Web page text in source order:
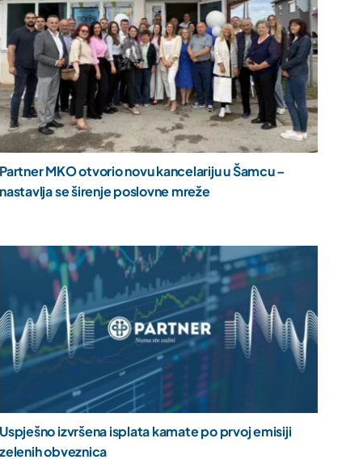
Partner MKO otvorio novu kancelariju u Šamcu –
nastavlja se širenje poslovne mreže
Uspješno izvršena isplata kamate po prvoj emisiji
zelenih obveznica